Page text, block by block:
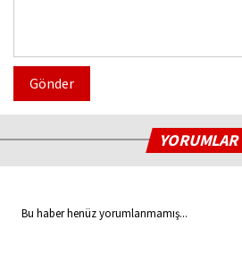
Gönder
YORUMLAR
Bu haber henüz yorumlanmamış...